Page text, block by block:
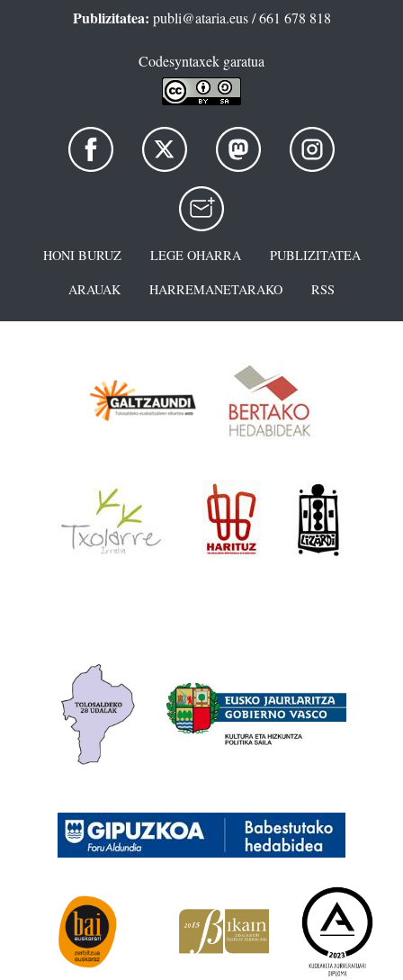
Publizitatea: publi@ataria.eus/ 661 678 818
Codesyntaxek garatua
HONI BURUZ LEGE OHARRA
PUBLIZITATEA
ARAUAK
HARREMANETARAKO RSS